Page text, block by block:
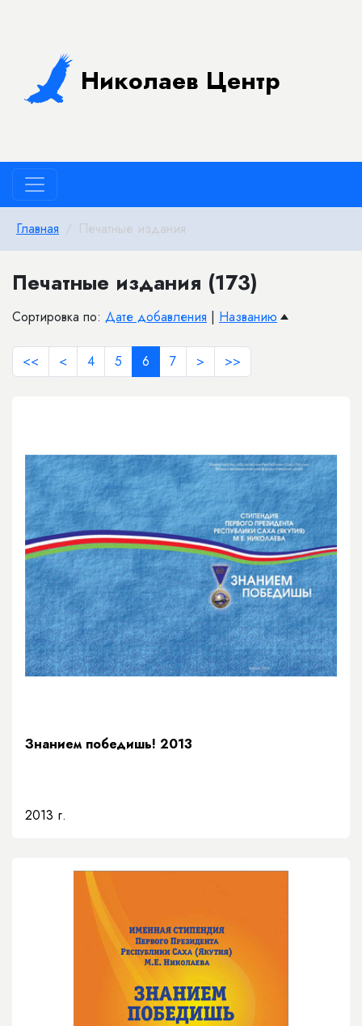
Николаев Центр
Главная Печатные издания
Печатные издания (173)
Сортировка по: Дате добавления | Названию
<< < 4 5 6 7 > >>
Знанием победишь! 2013
2013 г.